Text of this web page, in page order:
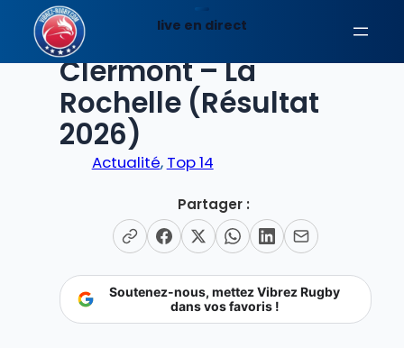
contenu
EN DIRECT
Clermont – La
Rochelle (Résultat
2026)
Actualité, Top 14
Partager :
Soutenez-nous, mettez Vibrez Rugby
dans vos favoris !
live en direct